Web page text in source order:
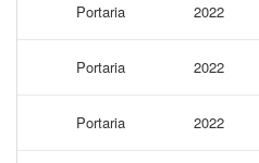
Portaria 2022
Portaria 2022
Portaria 2022